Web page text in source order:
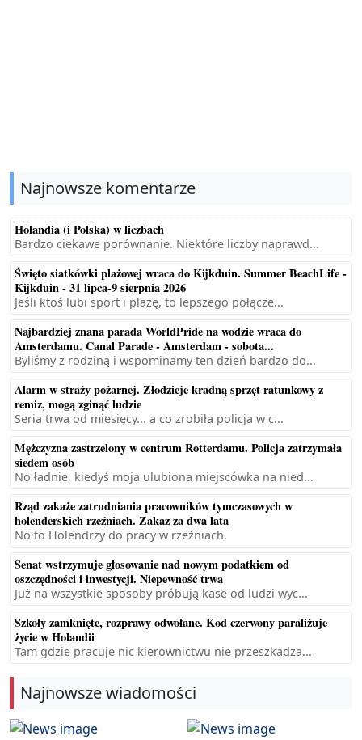
Najnowsze komentarze
Holandia (i Polska) w liczbach
Bardzo ciekawe porównanie. Niektóre liczby naprawd...
Święto siatkówki plażowej wraca do Kijkduin. Summer BeachLife -
Kijkduin - 31 lipca-9 sierpnia 2026
Jeśli ktoś lubi sport i plażę, to lepszego połącze...
Najbardziej znana parada WorldPride na wodzie wraca do
Amsterdamu. Canal Parade - Amsterdam - sobota...
Byliśmy z rodziną i wspominamy ten dzień bardzo do...
Alarm w straży pożarnej. Złodzieje kradną sprzęt ratunkowy z
remiz, mogą zginąć ludzie
Seria trwa od miesięcy... a co zrobiła policja w c...
Mężczyzna zastrzelony w centrum Rotterdamu. Policja zatrzymała
siedem osób
No ładnie, kiedyś moja ulubiona miejscówka na nied...
Rząd zakaże zatrudniania pracowników tymczasowych w
holenderskich rzeźniach. Zakaz za dwa lata
No to Holendrzy do pracy w rzeźniach.
Senat wstrzymuje głosowanie nad nowym podatkiem od
oszczędności i inwestycji. Niepewność trwa
Już na wszystkie sposoby próbują kase od ludzi wyc...
Szkoły zamknięte, rozprawy odwołane. Kod czerwony paraliżuje
życie w Holandii
Tam gdzie pracuje nic kierownictwu nie przeszkadza...
Najnowsze wiadomości